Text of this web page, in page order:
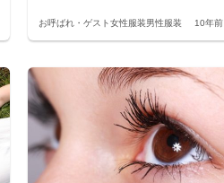
お呼ばれ・ゲスト女性服装男性服装 10年前